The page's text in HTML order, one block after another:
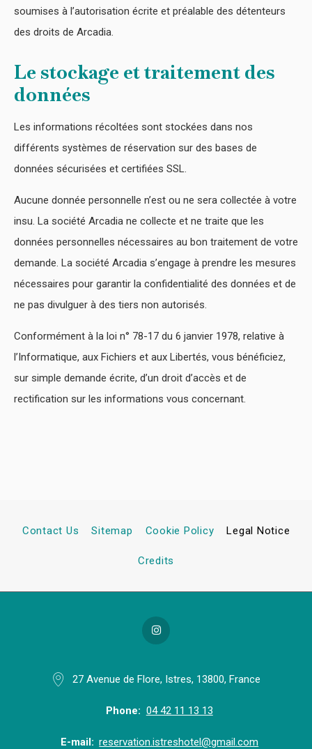
soumises à l’autorisation écrite et préalable des détenteurs
des droits de Arcadia.
Le stockage et traitement des
données
Les informations récoltées sont stockées dans nos
différents systèmes de réservation sur des bases de
données sécurisées et certifiées SSL.
Aucune donnée personnelle n’est ou ne sera collectée à votre
insu. La société Arcadia ne collecte et ne traite que les
données personnelles nécessaires au bon traitement de votre
demande. La société Arcadia s’engage à prendre les mesures
nécessaires pour garantir la confidentialité des données et de
ne pas divulguer à des tiers non autorisés.
Conformément à la loi n° 78-17 du 6 janvier 1978, relative à
l’Informatique, aux Fichiers et aux Libertés, vous bénéficiez,
sur simple demande écrite, d’un droit d’accès et de
rectification sur les informations vous concernant.
Contact Us Sitemap Cookie Policy Legal Notice
Credits
27 Avenue de Flore, Istres, 13800, France
Phone 04 42 11 13 13
E-mail reservation.istreshotel@gmail.com